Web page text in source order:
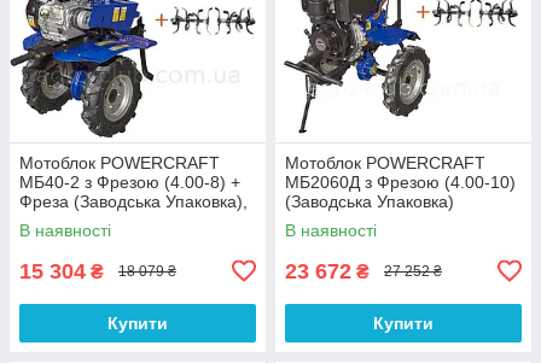
Мотоблок POWERCRAFT
МБ40-2 з Фрезою (4.00-8) +
Фреза (Заводська Упаковка),
БЕЗКОШТОВНА ДОСТАВКА.
В наявності
15 304 ₴ 18 079 ₴
Купити
Мотоблок POWERCRAFT
МБ2060Д з Фрезою (4.00-10)
(Заводська Упаковка)
БЕЗКОШТОВНА ДОСТАВКА.
В наявності
23 672 ₴ 27 252 ₴
Купити